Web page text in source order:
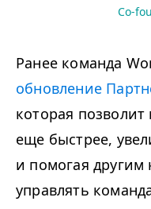
Co-
Ранее команда
обновление
которая
еще быстрее,
и помогая
управлять